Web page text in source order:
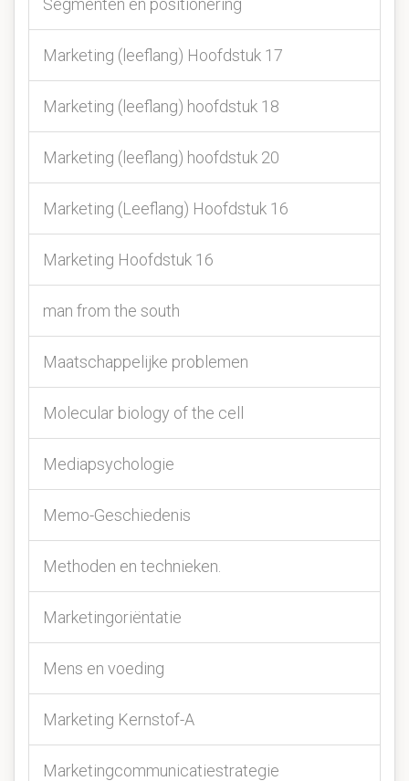
Segmenten en positionering
Marketing (leeflang) Hoofdstuk 17
Marketing (leeflang) hoofdstuk 18
Marketing (leeflang) hoofdstuk 20
Marketing (Leeflang) Hoofdstuk 16
Marketing Hoofdstuk 16
man from the south
Maatschappelijke problemen
Molecular biology of the cell
Mediapsychologie
Memo-Geschiedenis
Methoden en technieken.
Marketingoriëntatie
Mens en voeding
Marketing Kernstof-A
Marketingcommunicatiestrategie